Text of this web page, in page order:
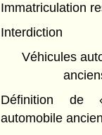
Immatriculation
Interdiction
Véhicules
Définition de
automobile